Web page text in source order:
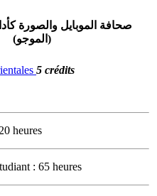
صحافة الموبايل والصورة
(الموجو)
5 crédits
heures
: 65 heures